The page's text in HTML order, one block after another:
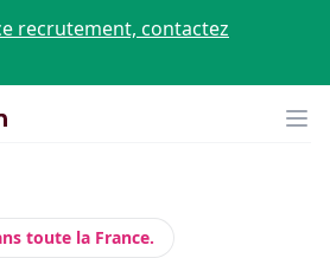
recrutement, contactez
toute la France.